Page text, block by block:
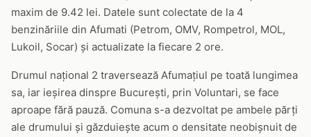
maxim de 9.42 lei. Datele sunt colectate de la 4
benzinăriile din Afumati (Petrom, OMV, Rompetrol, MOL,
Lukoil, Socar) și actualizate la fiecare 2 ore.
Drumul național 2 traversează Afumațiul pe toată lungimea
sa, iar ieșirea dinspre București, prin Voluntari, se face
aproape fără pauză. Comuna s-a dezvoltat pe ambele părți
ale drumului și găzduiește acum o densitate neobișnuit de